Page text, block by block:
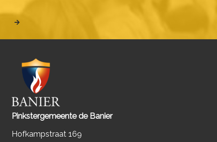
Pinkstergemeente de Banier
Hofkampstraat 169